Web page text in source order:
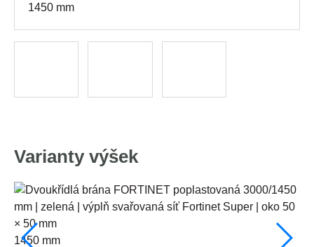
1450 mm
Varianty výšek
1450 mm